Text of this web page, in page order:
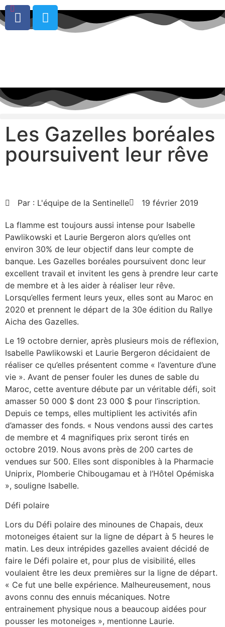
0
Les Gazelles boréales
poursuivent leur rêve
Par : L'équipe de la Sentinelle 19 février 2019
La flamme est toujours aussi intense pour Isabelle
Pawlikowski et Laurie Bergeron alors qu’elles ont
environ 30% de leur objectif dans leur compte de
banque. Les Gazelles boréales poursuivent donc leur
excellent travail et invitent les gens à prendre leur carte
de membre et à les aider à réaliser leur rêve.
Lorsqu’elles ferment leurs yeux, elles sont au Maroc en
2020 et prennent le départ de la 30e édition du Rallye
Aicha des Gazelles.
Le 19 octobre dernier, après plusieurs mois de réflexion,
Isabelle Pawlikowski et Laurie Bergeron décidaient de
réaliser ce qu’elles présentent comme « l’aventure d’une
vie ». Avant de penser fouler les dunes de sable du
Maroc, cette aventure débute par un véritable défi, soit
amasser 50 000 $ dont 23 000 $ pour l’inscription.
Depuis ce temps, elles multiplient les activités afin
d’amasser des fonds. « Nous vendons aussi des cartes
de membre et 4 magnifiques prix seront tirés en
octobre 2019. Nous avons près de 200 cartes de
vendues sur 500. Elles sont disponibles à la Pharmacie
Uniprix, Plomberie Chibougamau et à l’Hôtel Opémiska
», souligne Isabelle.
Défi polaire
Lors du Défi polaire des minounes de Chapais, deux
motoneiges étaient sur la ligne de départ à 5 heures le
matin. Les deux intrépides gazelles avaient décidé de
faire le Défi polaire et, pour plus de visibilité, elles
voulaient être les deux premières sur la ligne de départ.
« Ce fut une belle expérience. Malheureusement, nous
avons connu des ennuis mécaniques. Notre
entrainement physique nous a beaucoup aidées pour
pousser les motoneiges », mentionne Laurie.